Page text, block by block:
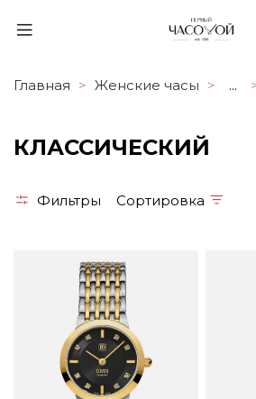
Главная Женские часы ...
КЛАССИЧЕСКИЙ
Фильтры Сортировка